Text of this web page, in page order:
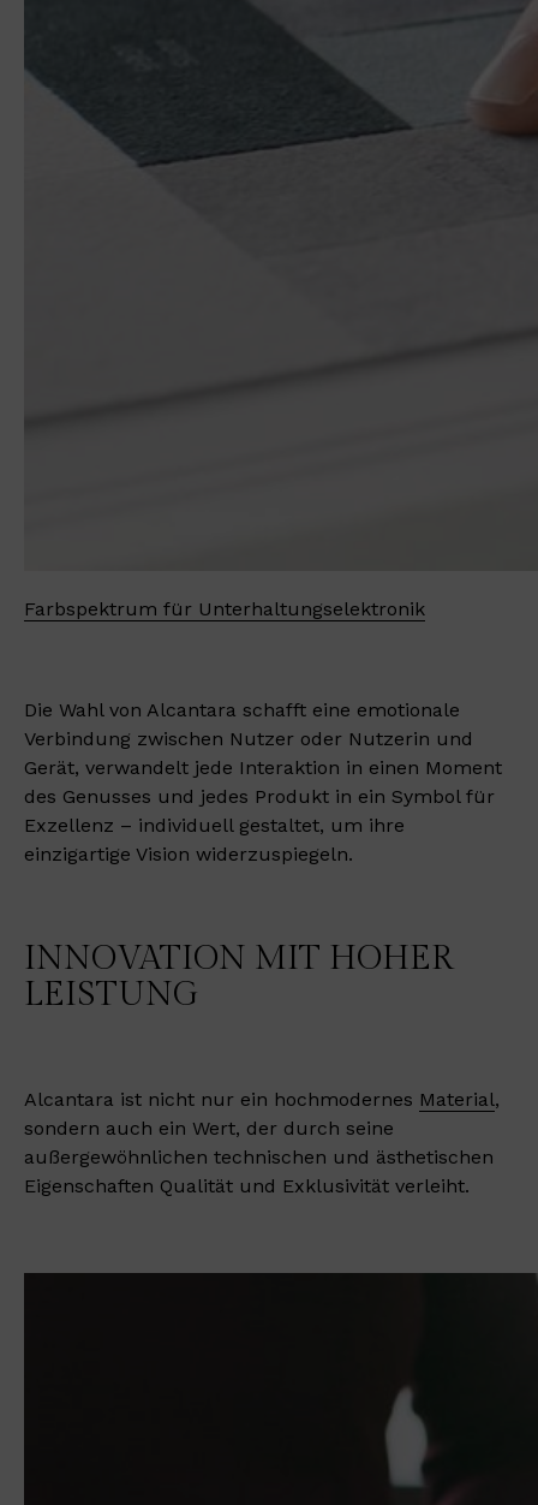
Farbspektrum für Unterhaltungselektronik
Die Wahl von Alcantara schafft eine emotionale
Verbindung zwischen Nutzer oder Nutzerin und
Gerät, verwandelt jede Interaktion in einen Moment
des Genusses und jedes Produkt in ein Symbol für
Exzellenz – individuell gestaltet, um ihre
einzigartige Vision widerzuspiegeln.
INNOVATION MIT HOHER
LEISTUNG
Alcantara ist nicht nur ein hochmodernes Material,
sondern auch ein Wert, der durch seine
außergewöhnlichen technischen und ästhetischen
Eigenschaften Qualität und Exklusivität verleiht.